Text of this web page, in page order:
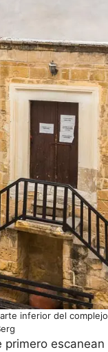
inferior del complejo
primero escanean